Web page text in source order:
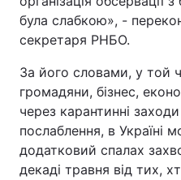
була слабкою», -
секретаря РНБО.
За його словами, у той
громадяни, бізнес,
через карантинні
послаблення, в Україні
додатковий спалах
декаді травня від тих,